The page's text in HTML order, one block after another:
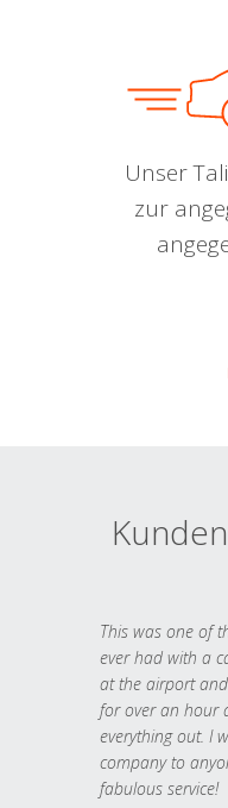
Unser
zur
This was one of
ever had with a
at the airport
for over an hour
everything out. I
company to
fabulous service!